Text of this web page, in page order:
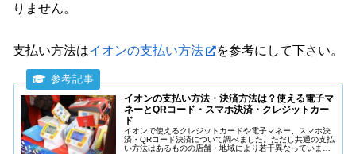
りません。
支払い方法はイオンの支払い方法 を参考にして下さい。
イオンの支払い方法・決済方法は？使える電子マ
ネーとQRコード・スマホ決済・クレジットカー
ド
イオンで使えるクレジットカードや電子マネー、スマホ決
済・QRコード決済について調べました。ただし共通の支払
い方法はあるものの店舗・地域により若干異なっていま